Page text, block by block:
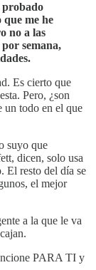
probado
me he
no a las
semana,
Es cierto que
Pero, ¿son
un todo en el que
suyo que
dicen, solo usa
El resto del día se
el mejor
a la que le va
PARA TI y